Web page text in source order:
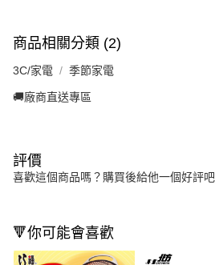
商品相關分類 (2)
3C/家電 季節家電
🚚廠商直送專區
評價
喜歡這個商品嗎？購買後給他一個好評吧
🔻你可能會喜歡